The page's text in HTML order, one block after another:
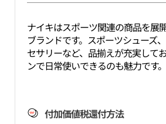
ナイキはスポーツ関連の商品を展
ブランドです。スポーツシューズ
セサリーなど、品揃えが充実して
ンで日常使いできるのも魅力です。
付加価値税還付方法